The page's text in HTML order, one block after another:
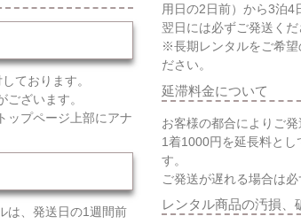
ております。
ざいます。
ップページ上部にアナ
は、発送日の1週間前
用日の2日前）から3泊4
翌日には必ずご発送くだ
※長期レンタルをご希望
ださい。
延滞料金について
お客様の都合によりご
1着1000円を延長料とし
す。
ご発送が遅れる場合は必
レンタル商品の汚損、